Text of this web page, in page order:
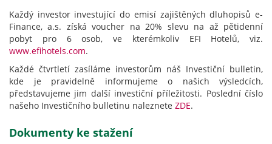
Každý investor investující do emisí zajištěných dluhopisů e-
Finance, a.s. získá voucher na 20% slevu na až pětidenní
pobyt pro 6 osob, ve kterémkoliv EFI Hotelů, viz.
www.efihotels.com.
Každé čtvrtletí zasíláme investorům náš Investiční bulletin,
kde je pravidelně informujeme o našich výsledcích,
představujeme jim další investiční příležitosti. Poslední číslo
našeho Investičního bulletinu naleznete ZDE.
Dokumenty ke stažení